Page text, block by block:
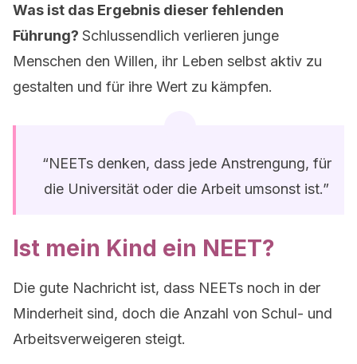
Was ist das Ergebnis dieser fehlenden
Führung? Schlussendlich verlieren junge
Menschen den Willen, ihr Leben selbst aktiv zu
gestalten und für ihre Wert zu kämpfen.
“NEETs denken, dass jede Anstrengung, für
die Universität oder die Arbeit umsonst ist.”
Ist mein Kind ein NEET?
Die gute Nachricht ist, dass NEETs noch in der
Minderheit sind, doch die Anzahl von Schul- und
Arbeitsverweigeren steigt.